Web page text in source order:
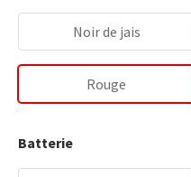
Noir de jais
Rouge
Batterie